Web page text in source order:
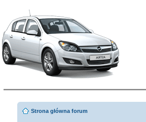
Strona główna forum